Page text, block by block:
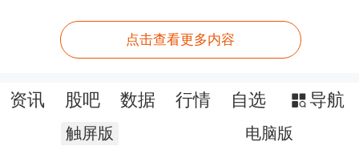
间里，公司发展成为拥有近10000名员
务。
点击查看更多内容
资讯 股吧 数据 行情 自选 导航
触屏版 电脑版